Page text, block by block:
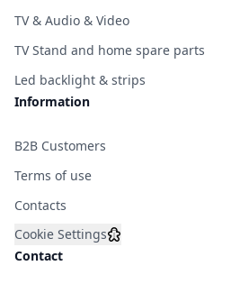
TV & Audio & Video
TV Stand and home spare parts
Led backlight & strips
Information
B2B Customers
Terms of use
Contacts
Cookie Settings
Contact